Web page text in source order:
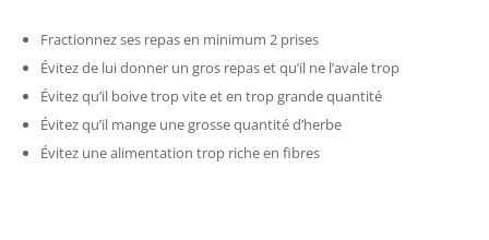
Fractionnez ses repas en minimum 2 prises
Évitez de lui donner un gros repas et qu’il ne l’avale trop
Évitez qu’il boive trop vite et en trop grande quantité
Évitez qu’il mange une grosse quantité d’herbe
Évitez une alimentation trop riche en fibres